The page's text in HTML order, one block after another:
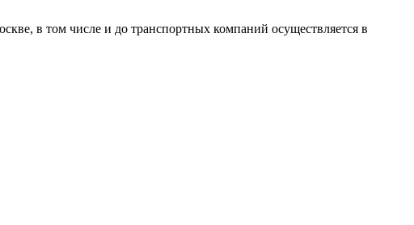
в том числе и до транспортных компаний осуществляется в